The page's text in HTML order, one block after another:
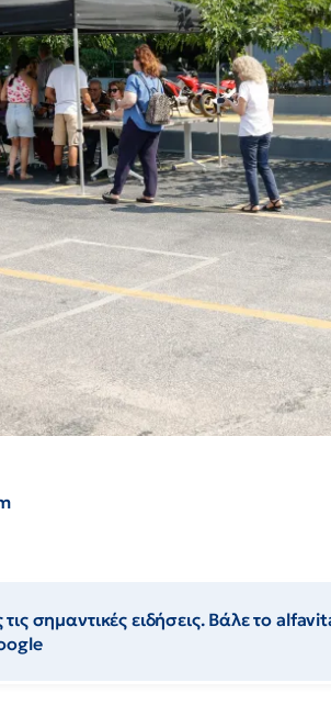
σημαντικές ειδήσεις. Βάλε το